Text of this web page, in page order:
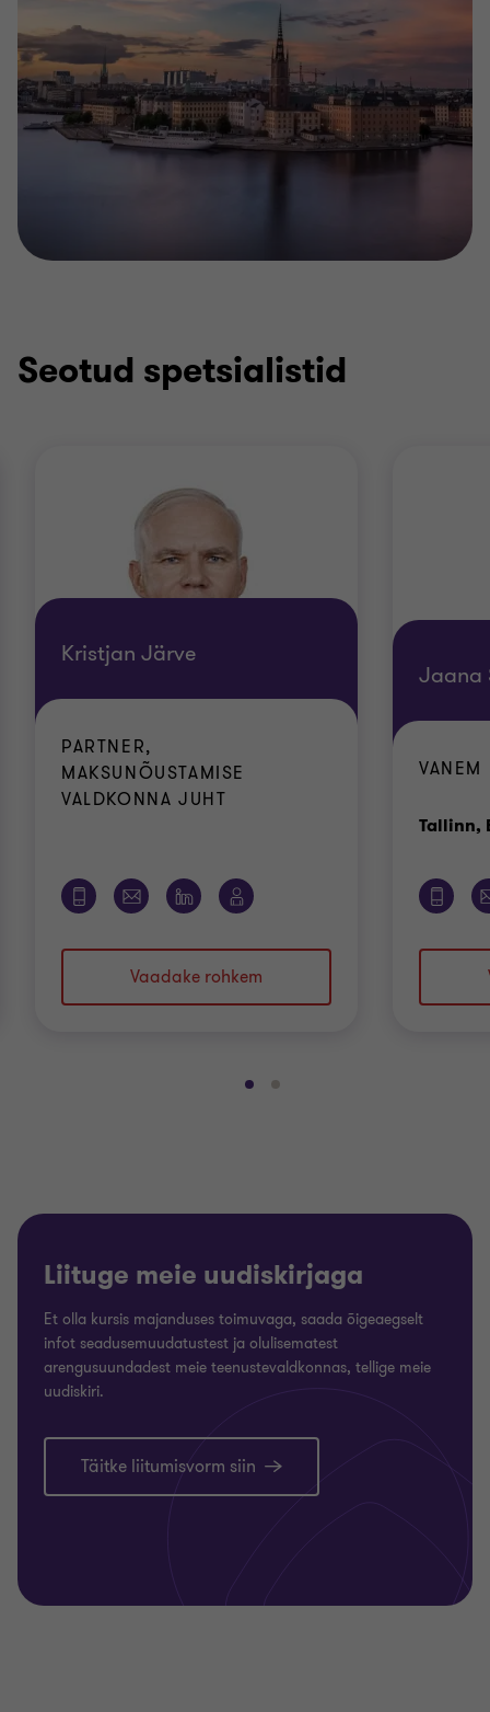
Seotud spetsialistid
Kristjan Järve
PARTNER,
MAKSUNÕUSTAMISE
VALDKONNA JUHT
Vaadake rohkem
Jaana
VANEM
Tallinn,
MineMine
Liituge meie uudiskirjaga
Et olla kursis majanduses toimuvaga, saada õigeaegselt
infot seadusemuudatustest ja olulisematest
arengusuundadest meie teenustevaldkonnas, tellige meie
uudiskiri.
Täitke liitumisvorm siin